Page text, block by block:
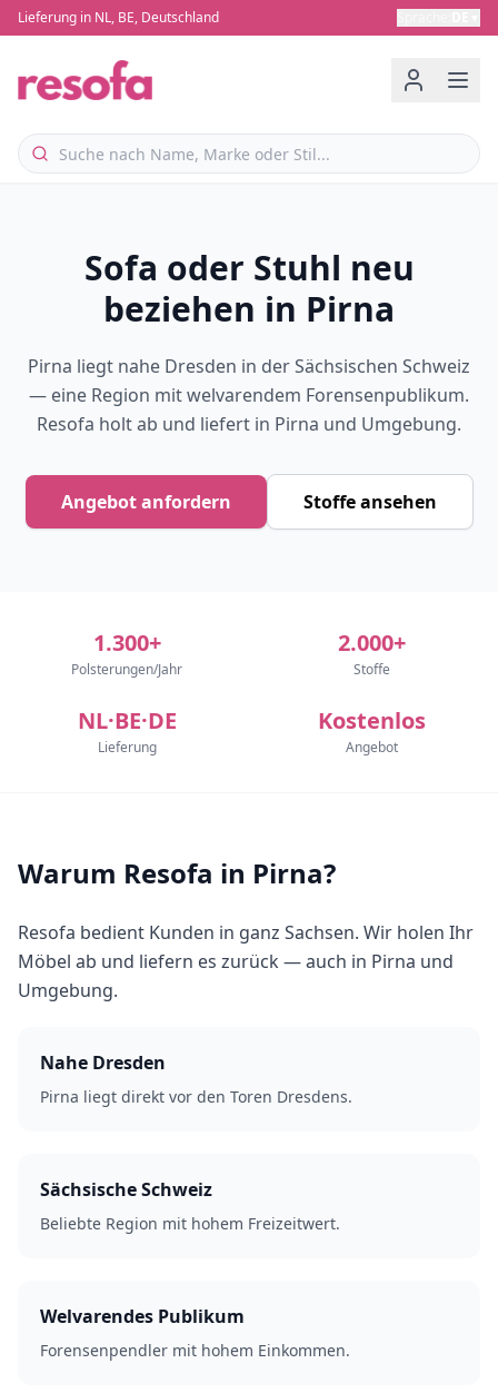
Lieferung in NL, BE, Deutschland
Sofa oder Stuhl neu
beziehen in Pirna
Pirna liegt nahe Dresden in der Sächsischen Schweiz
— eine Region mit welvarendem Forensenpublikum.
Resofa holt ab und liefert in Pirna und Umgebung.
Angebot anfordern Stoffe ansehen
1.300+
Polsterungen/Jahr
2.000+
Stoffe
NL·BE·DE
Lieferung
Kostenlos
Angebot
Warum Resofa in Pirna?
Resofa bedient Kunden in ganz Sachsen. Wir holen Ihr
Möbel ab und liefern es zurück — auch in Pirna und
Umgebung.
Nahe Dresden
Pirna liegt direkt vor den Toren Dresdens.
Sächsische Schweiz
Beliebte Region mit hohem Freizeitwert.
Welvarendes Publikum
Forensenpendler mit hohem Einkommen.